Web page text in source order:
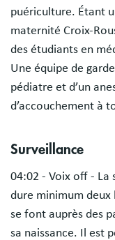
puériculture. Étant
maternité Croix-
des étudiants en
Une équipe de
pédiatre et d’un
d’accouchement à
Surveillance
04:02 - Voix off - La
dure minimum deux
se font auprès des
sa naissance. Il est